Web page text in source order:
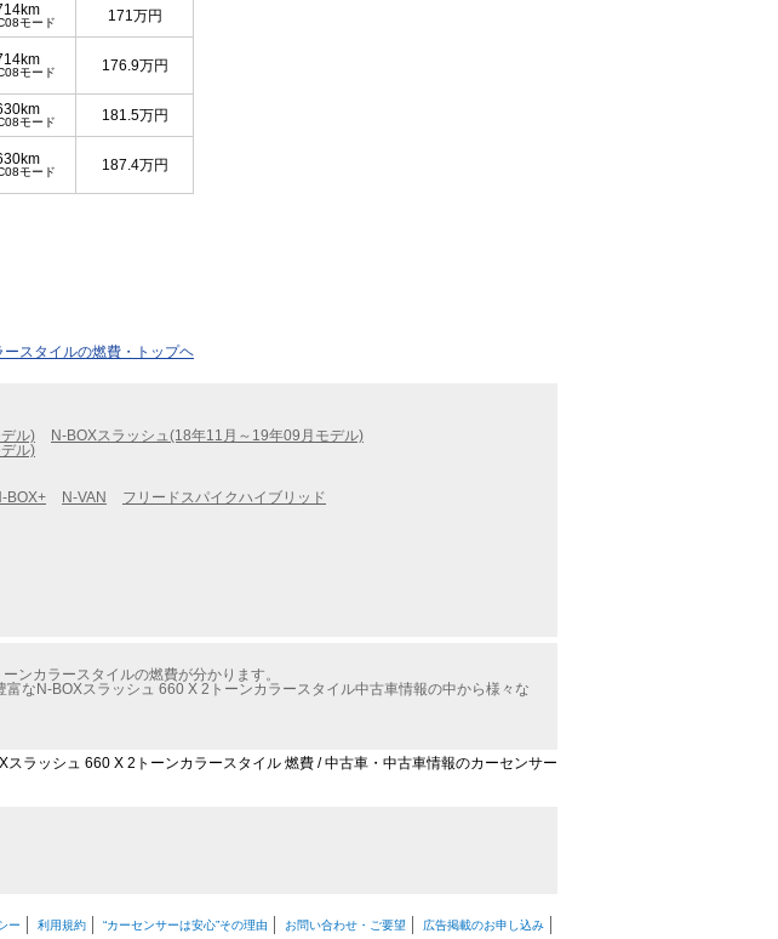
モード 171万円
モード 176.9万円
モード 181.5万円
モード 187.4万円
スタイルの燃費・トップヘ
ル)
N-BOXスラッシュ(18年11月～19年09月モデル)
ル)
BOX+ N-VAN フリードスパイクハイブリッド
ンカラースタイルの燃費が分かります。
なN-BOXスラッシュ 660 X 2トーンカラースタイル中古車情報の中から様々な
スラッシュ 660 X 2トーンカラースタイル 燃費 / 中古車・中古車情報のカーセンサー
ー 利用規約 “カーセンサーは安心”その理由 お問い合わせ・ご要望 広告掲載のお申し込み